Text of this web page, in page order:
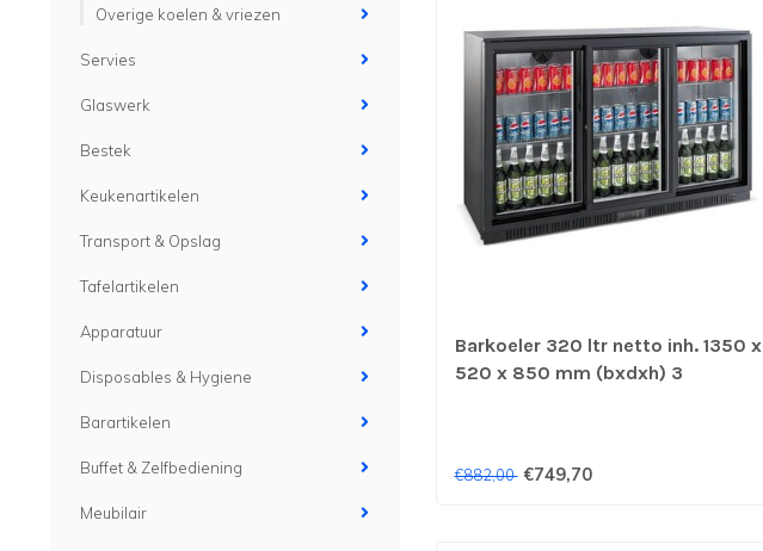
Overige koelen & vriezen
Servies
Glaswerk
Bestek
Keukenartikelen
Transport & Opslag
Tafelartikelen
Apparatuur
Disposables & Hygiene
Barartikelen
Buffet & Zelfbediening
Meubilair
Barkoeler 320 ltr netto inh. 1350 x
520 x 850 mm (bxdxh) 3
€882,00 €749,70